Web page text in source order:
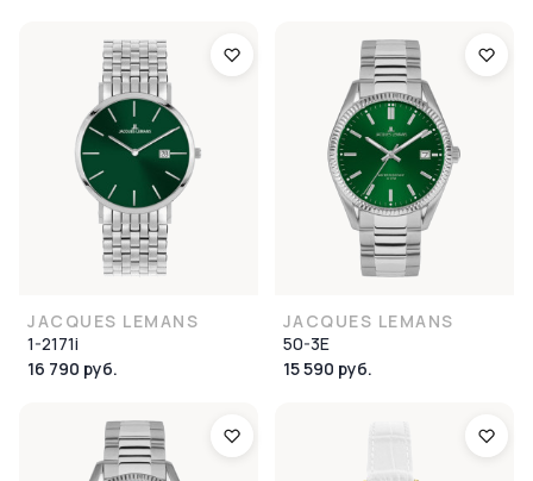
JACQUES LEMANS
1-2171i
16 790 руб.
JACQUES LEMANS
50-3E
15 590 руб.